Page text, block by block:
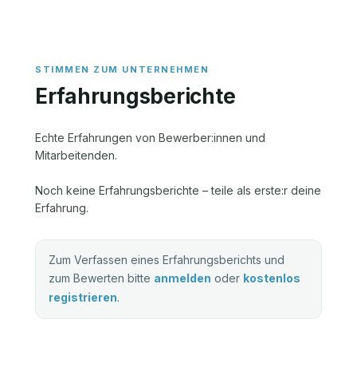
Erfahrungsberichte
Echte Erfahrungen von Bewerber:innen und
Mitarbeitenden.
Noch keine Erfahrungsberichte – teile als erste:r deine
Erfahrung.
Zum Verfassen eines Erfahrungsberichts und
zum Bewerten bitte anmelden oder kostenlos
registrieren.